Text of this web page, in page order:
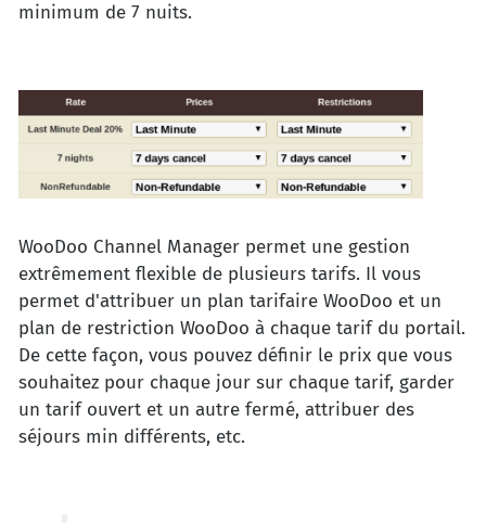
minimum de 7 nuits.
WooDoo Channel Manager permet une gestion
extrêmement flexible de plusieurs tarifs. Il vous
permet d'attribuer un plan tarifaire WooDoo et un
plan de restriction WooDoo à chaque tarif du portail.
De cette façon, vous pouvez définir le prix que vous
souhaitez pour chaque jour sur chaque tarif, garder
un tarif ouvert et un autre fermé, attribuer des
séjours min différents, etc.